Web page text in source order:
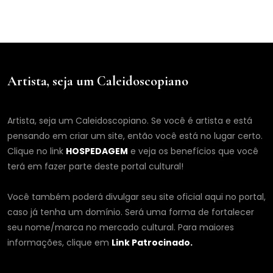
Artista, seja um Caleidoscopiano
Artista, seja um Caleidoscopiano. Se você é artista e está
pensando em criar um site, então você está no lugar certo.
Clique no link HOSPEDAGEM e veja os benefícios que você
terá em fazer parte deste portal cultural!
Você também poderá divulgar seu site oficial aqui no portal,
caso já tenha um domínio. Será uma forma de fortalecer
seu nome/marca no mercado cultural. Para maiores
informações, clique em Link Patrocinado.